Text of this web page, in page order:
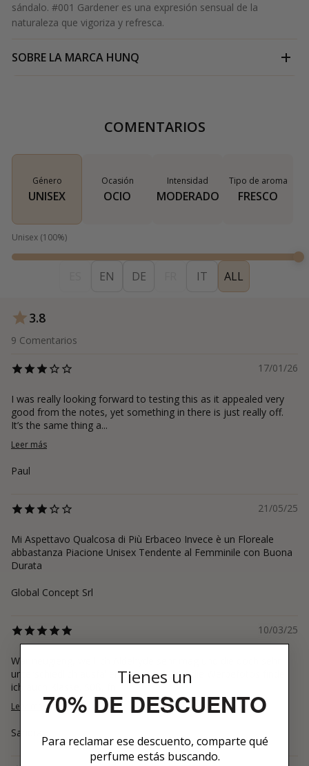
sándalo. #001 Gardener es una expresión sensual de la
naturaleza que vigoriza y refresca.
SOBRE LA MARCA HUNQ
COMENTARIOS
Género
UNISEX
Ocasión
OCIO
Intensidad
MODERADO
Tipo de aroma
FRESCO
Unisex (100%)
EN DE IT ALL
3.8
9 Comentarios
17/01/26
I was really looking forward to testing this as it appealed very
good from the notes, yet something in there is just really off.
It’s the same thing a...
Leer más
Paul
21/05/25
Mi Aspettavo Qualcosa di Più Erbaceo Invece è un Floreale
abbastanza Piacione Unisex Tendente al Femminile con Buona
Durata
Global Concept Srl
10/03/25
War neugierig, weil ich Aldehyde sehr mag und die doch sehr
unterschiedlich ausfallen. Herrlich frisch, die Werbefotos finde
ich auch Klasse. Süß, fri...
Leer más
Sandra
Tienes un
70% DE DESCUENTO
Para reclamar ese descuento, comparte qué
perfume estás buscando.